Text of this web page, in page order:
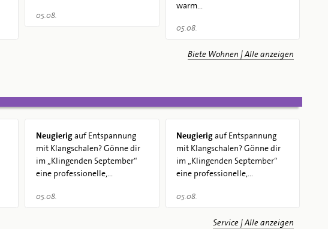
05.08.
warm...
05.08.
Biete Wohnen | Alle anzeigen
Neugierigauf Entspannung
mit Klangschalen? Gönne dir
im „Klingenden September“
eine professionelle,...
05.08.
Neugierigauf Entspannung
mit Klangschalen? Gönne dir
im „Klingenden September“
eine professionelle,...
05.08.
Service | Alle anzeigen